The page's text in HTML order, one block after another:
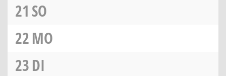
21 SO
22MO
23DI